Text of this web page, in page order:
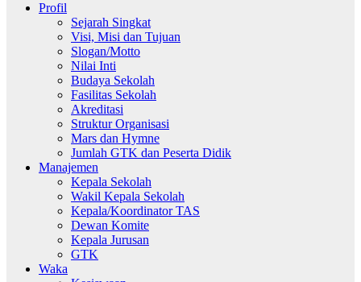
Profil
Sejarah Singkat
Visi, Misi dan Tujuan
Slogan/Motto
Nilai Inti
Budaya Sekolah
Fasilitas Sekolah
Akreditasi
Struktur Organisasi
Mars dan Hymne
Jumlah GTK dan Peserta Didik
Manajemen
Kepala Sekolah
Wakil Kepala Sekolah
Kepala/Koordinator TAS
Dewan Komite
Kepala Jurusan
GTK
Waka